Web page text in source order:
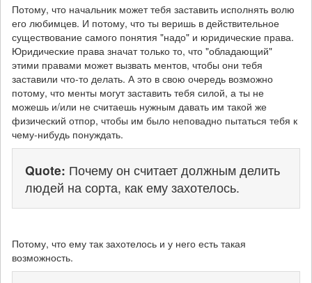
Потому, что начальник может тебя заставить исполнять волю
его любимцев. И потому, что ты веришь в действительное
существование самого понятия "надо" и юридические права.
Юридические права значат только то, что "обладающий"
этими правами может вызвать ментов, чтобы они тебя
заставили что-то делать. А это в свою очередь возможно
потому, что менты могут заставить тебя силой, а ты не
можешь и/или не считаешь нужным давать им такой же
физический отпор, чтобы им было неповадно пытаться тебя к
чему-нибудь понуждать.
Quote: Почему он считает должным делить
людей на сорта, как ему захотелось.
Потому, что ему так захотелось и у него есть такая
возможность.